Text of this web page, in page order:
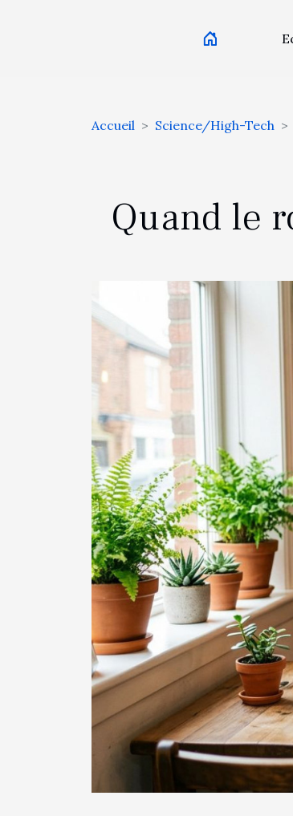
Accueil Science/High-Tech
Quand le